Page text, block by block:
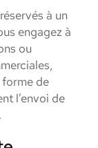
à un
engagez à
ou
de
l’envoi de